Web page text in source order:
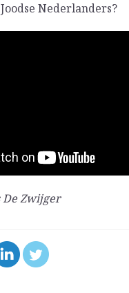
Nederlanders?
De Zwijger